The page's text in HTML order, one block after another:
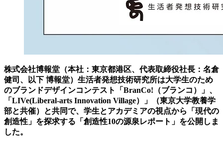
株式会社博報堂（本社：東京都港区、代表取締役社長：名倉
健司、以下 博報堂）生活者発想技術研究所は大学生のため
のブランドデザインコンテスト「BranCo!（ブランコ）」、
「LIVe(Liberal-arts Innovation Village）」（東京大学教養学
部と共催）と共同で、学生とアカデミアの視点から「現代の
創造性」を探求する「創造性10の源泉レポート」を公開しま
した。